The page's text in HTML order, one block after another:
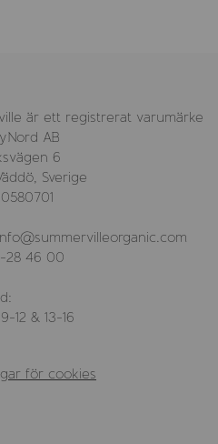
är ett registrerat varumärke
AB
6
Sverige
28 46 00
12 & 13-16
för cookies